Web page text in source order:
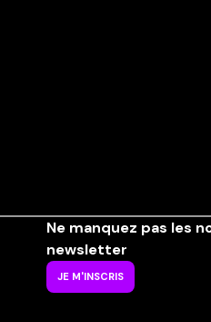
Ne manquez pas les
newsletter
JE M'INSCRIS